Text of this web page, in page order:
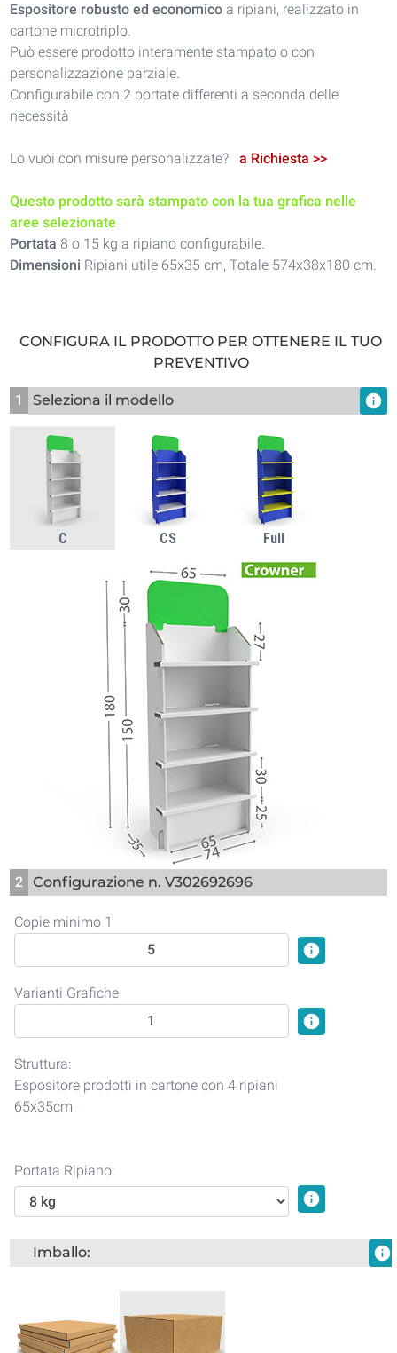
Espositore robusto ed economico a ripiani, realizzato in
cartone microtriplo.
Può essere prodotto interamente stampato o con
personalizzazione parziale.
Configurabile con 2 portate differenti a seconda delle
necessità
Lo vuoi con misure personalizzate? a Richiesta >>
Questo prodotto sarà stampato con la tua grafica nelle
aree selezionate
Portata 8 o 15 kg a ripiano configurabile.
Dimensioni Ripiani utile 65x35 cm, Totale 574x38x180 cm.
CONFIGURA IL PRODOTTO PER OTTENERE IL TUO
PREVENTIVO
1 Seleziona il modello info
C CS Full
2 Configurazione n. V302692696
Copie minimo 1
info
Varianti Grafiche
info
Struttura:
Espositore prodotti in cartone con 4 ripiani
65x35cm
Portata Ripiano:
info
Imballo: info